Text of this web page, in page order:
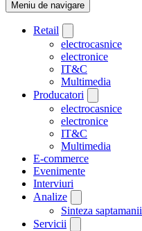
Meniu de navigare
Retail
electrocasnice
electronice
IT&C
Multimedia
Producatori
electrocasnice
electronice
IT&C
Multimedia
E-commerce
Evenimente
Interviuri
Analize
Sinteza saptamanii
Servicii